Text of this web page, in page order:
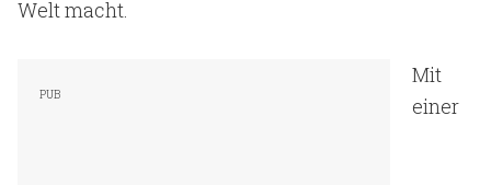
Welt macht.
Mit
einer